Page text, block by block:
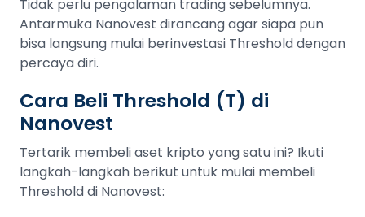
Tidak perlu pengalaman trading sebelumnya.
Antarmuka Nanovest dirancang agar siapa pun
bisa langsung mulai berinvestasi Threshold dengan
percaya diri.
Cara Beli Threshold (T) di
Nanovest
Tertarik membeli aset kripto yang satu ini? Ikuti
langkah-langkah berikut untuk mulai membeli
Threshold di Nanovest: